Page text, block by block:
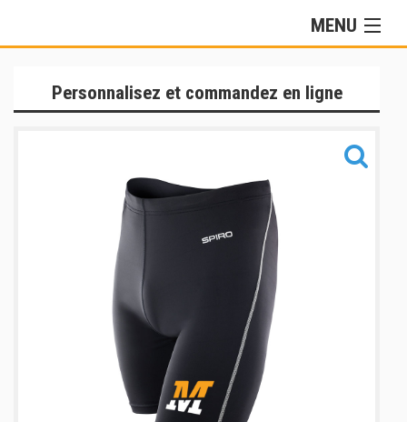
MENU
Gamme Performance
Informations
Personnalisez et commandez en ligne